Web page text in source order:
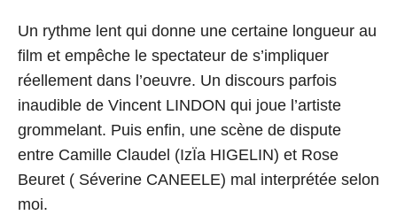
Un rythme lent qui donne une certaine longueur au
film et empêche le spectateur de s’impliquer
réellement dans l’oeuvre. Un discours parfois
inaudible de Vincent LINDON qui joue l’artiste
grommelant. Puis enfin, une scène de dispute
entre Camille Claudel (IzÏa HIGELIN) et Rose
Beuret ( Séverine CANEELE) mal interprétée selon
moi.